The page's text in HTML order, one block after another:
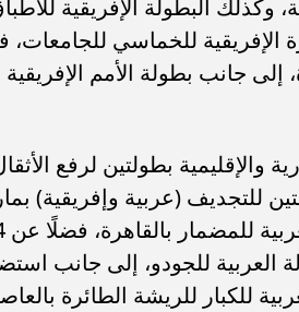
تحت 18 سنة، وكذلك البطولة
والدورة الإفريقية للخماسي
إلى جانب بطولة الأمم
والإقليمية بطولتين لرفع
للتجديف (عربية وإفريقية)
العربية للجودو، إلى جانب
للكبار للريشة الطائرة